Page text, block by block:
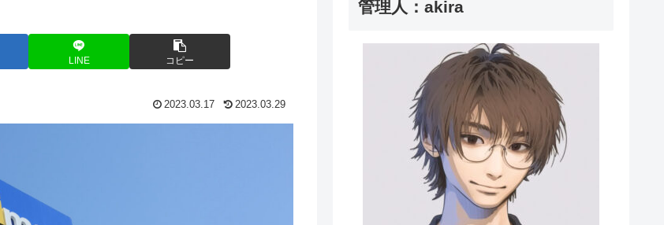
LINE コピー
2023.03.17 2023.03.29
管理人：akira